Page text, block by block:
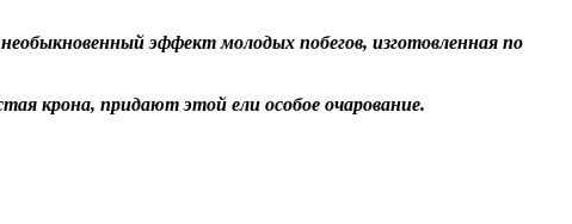
эффект молодых побегов, изготовленная по
крона, придают этой ели особое очарование.